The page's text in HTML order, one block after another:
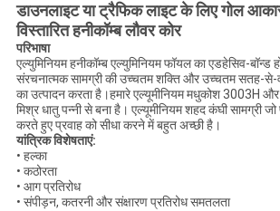
डाउनलाइट या ट्रैफिक लाइट के लिए गोल
विस्तारित हनीकॉम्ब लौवर कोर
परिभाषा
एल्युमिनियम हनीकॉम्ब एल्युमिनियम फॉयल का एडहेसिव-बॉन्ड
संरचनात्मक सामग्री की उच्चतम शक्ति और उच्चतम सतह-
का उत्पादन करता है।हमारे एल्यूमीनियम मधुकोश 3003H
मिश्र धातु पन्नी से बना है। एल्यूमीनियम शहद कंघी सामग्री जो
करते हुए प्रवाह को सीधा करने में बहुत अच्छी है।
यांत्रिक विशेषताएं:
• हल्का
• कठोरता
• आग प्रतिरोध
• संपीड़न, कतरनी और संक्षारण प्रतिरोध समतलता